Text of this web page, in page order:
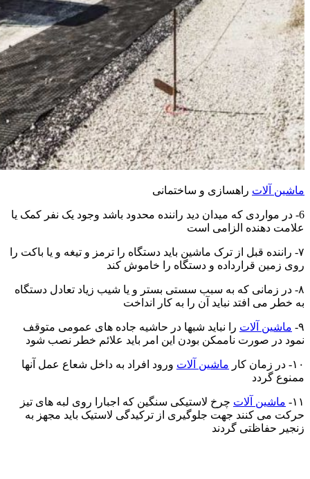
ماشین آلات راهسازی و ساختمانی
6- در مواردی که میدان دید راننده محدود باشد وجود یک نفر کمک یا
علامت دهنده الزامی است
۷- راننده قبل از ترک ماشین باید دستگاه را ترمز و تیغه و یا باکت را
روی زمین قرارداده و دستگاه را خاموش کند
۸- در زمانی که به سبب سستی بستر و یا شیب زیاد تعادل دستگاه
به خطر می افتد نباید آن را به کار انداخت
۹- ماشین آلات را نباید شبها در حاشیه جاده های عمومی متوقف
نمود در صورت ناممکن بودن این امر باید علائم خطر نصب شود
۱۰- در زمان کار ماشین آلات ورود افراد به داخل شعاع عمل آنها
ممنوع گردد
۱۱- ماشین آلات چرخ لاستیکی سنگین که اجبارا روی لبه های تیز
حرکت می کنند جهت جلوگیری از ترکیدگی لاستیک باید مجهز به
زنجیر حفاظتی گردند